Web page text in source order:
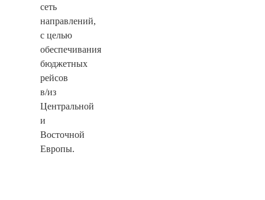
сеть
направлений,
с целью
обеспечивания
бюджетных
рейсов
в/из
Центральной
и
Восточной
Европы.